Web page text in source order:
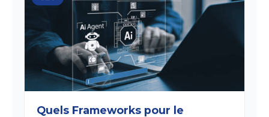
Quels Frameworks pour le